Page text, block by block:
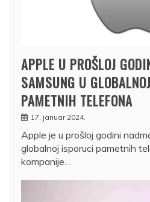
APPLE U PROŠLOJ
SAMSUNG U
PAMETNIH TELEFONA
17. januar 2024.
Apple je u prošloj godini
globalnoj isporuci pametnih
kompanije…